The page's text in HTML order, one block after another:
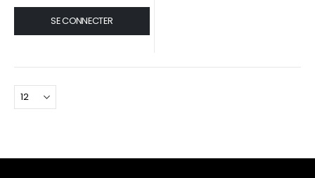
SE CONNECTER